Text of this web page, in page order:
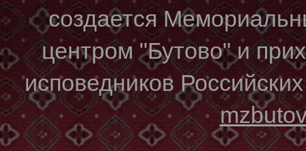
создается
центром "Бутово" и
исповедников